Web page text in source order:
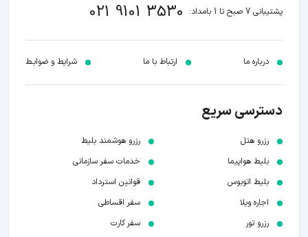
پشتیبانی 7 صبح تا 1 بامداد: 021 9101 3530
درباره ما ارتباط با ما شرایط و ضوابـط
دسترسی سریع
رزرو هتل
بلیط هواپیما
بلیط اتوبوس
اجاره ویلا
رزرو تور
رزرو هوشمند بلیط
خدمات سفر سازمانی
قوانین استرداد
سفر اقساطی
سفر کارت